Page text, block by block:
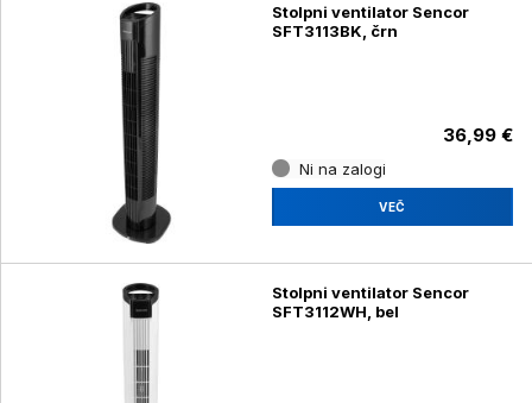
Stolpni ventilator Sencor
SFT3113BK, črn
36,99 €
Ni na zalogi
VEČ
Stolpni ventilator Sencor
SFT3112WH, bel